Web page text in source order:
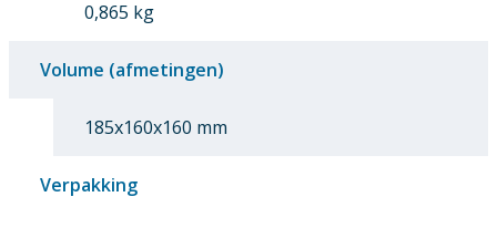
0,865 kg
Volume (afmetingen)
185x160x160 mm
Verpakking